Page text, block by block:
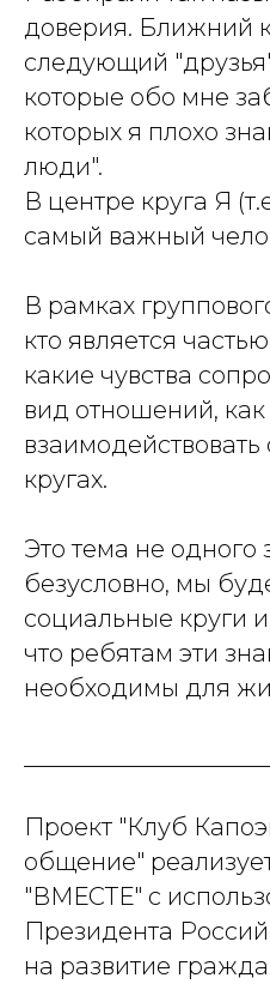
доверия. Ближний
следующий
которые обо мне
которых я плохо
люди".
В центре круга Я
самый важный
В рамках
кто является
какие чувства
вид отношений,
кругах.
Это тема не одного
безусловно, мы
социальные круги
что ребятам эти
необходимы для
Проект "Клуб
общение"
"ВМЕСТЕ" с
Президента
на развитие